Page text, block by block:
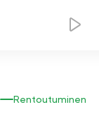
Rentoutuminen